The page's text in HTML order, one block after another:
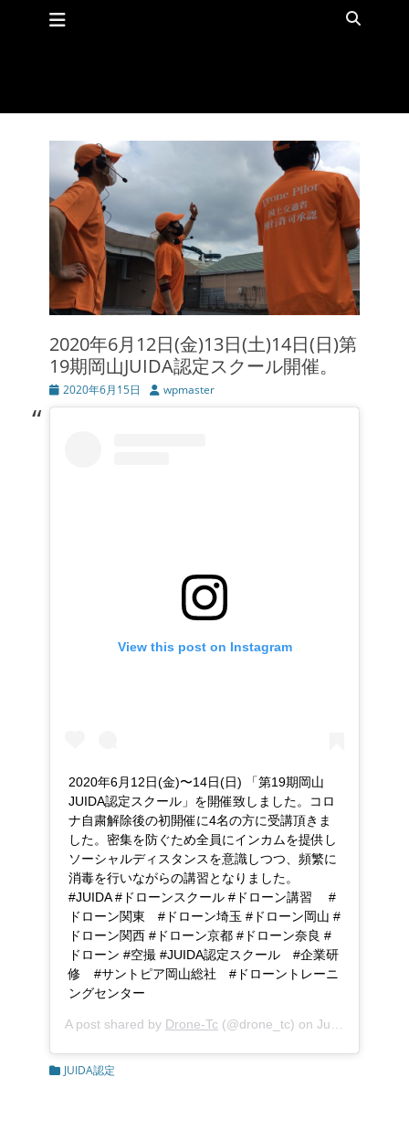
メインメニュー
2020年6月12日(金)13日(土)14日(日)第
19期岡山JUIDA認定スクール開催。
投
稿
2020年6月15日
投
稿
wpmaster
View this post on Instagram
2020年6月12日(金)〜14日(日) 「第19期岡山
JUIDA認定スクール」を開催致しました。コロ
ナ自粛解除後の初開催に4名の方に受講頂きま
した。密集を防ぐため全員にインカムを提供し
ソーシャルディスタンスを意識しつつ、頻繁に
消毒を行いながらの講習となりました。
#JUIDA #ドローンスクール #ドローン講習 #
ドローン関東 #ドローン埼玉 #ドローン岡山 #
ドローン関西 #ドローン京都 #ドローン奈良 #
ドローン #空撮 #JUIDA認定スクール #企業研
修 #サントピア岡山総社 #ドローントレーニ
ングセンター
A post shared by Drone-Tc (@drone_tc) on Jun 14, 2020 at 8:54am PDT
カ JUIDA認定